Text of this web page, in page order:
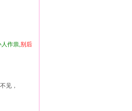
作祟,别 后
不见，